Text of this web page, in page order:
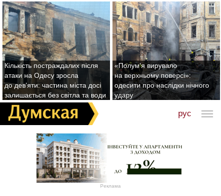
Кількість постраждалих після
атаки на Одесу зросла
до дев'яти: частина міста досі
залишається без світла та води
«Полум'я вирувало
на верхньому поверсі»:
одесити про наслідки нічного
удару
рус
Реклама